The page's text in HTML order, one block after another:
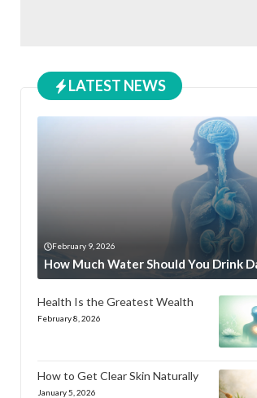
LATEST NEWS
February 9, 2026
How Much Water Should You Drink
Health Is the Greatest Wealth
February 8, 2026
How to Get Clear Skin Naturally
January 5, 2026